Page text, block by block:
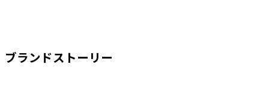
ブランドストーリー